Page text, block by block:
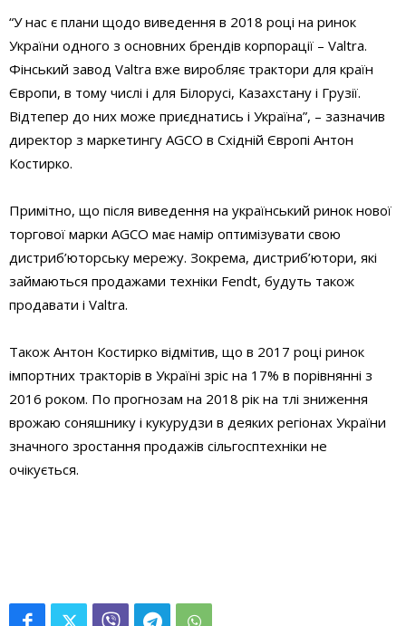
“У нас є плани щодо виведення в 2018 році на ринок
України одного з основних брендів корпорації – Valtra.
Фінський завод Valtra вже виробляє трактори для країн
Європи, в тому числі і для Білорусі, Казахстану і Грузії.
Відтепер до них може приєднатись і Україна”, – зазначив
директор з маркетингу AGCO в Східній Європі Антон
Костирко.
Примітно, що після виведення на український ринок нової
торгової марки AGCO має намір оптимізувати свою
дистриб’юторську мережу. Зокрема, дистриб’ютори, які
займаються продажами техніки Fendt, будуть також
продавати і Valtra.
Також Антон Костирко відмітив, що в 2017 році ринок
імпортних тракторів в Україні зріс на 17% в порівнянні з
2016 роком. По прогнозам на 2018 рік на тлі зниження
врожаю соняшнику і кукурудзи в деяких регіонах України
значного зростання продажів сільгосптехніки не
очікується.